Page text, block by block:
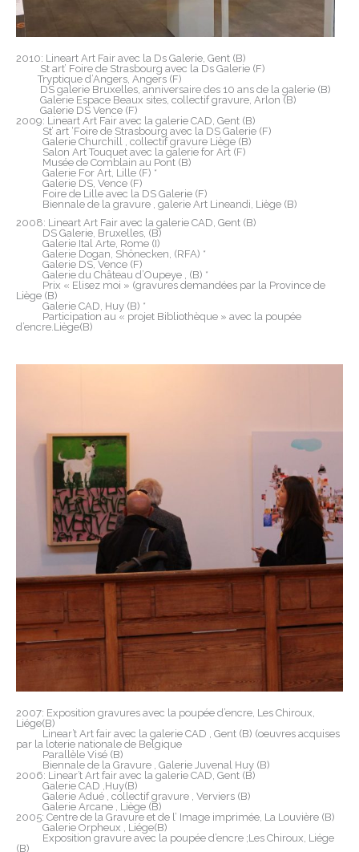
2010: Lineart Art Fair avec la Ds Galerie, Gent (B)
St art’ Foire de Strasbourg avec la Ds Galerie (F)
Tryptique d’Angers, Angers (F)
DS galerie Bruxelles, anniversaire des 10 ans de la galerie (B)
Galerie Espace Beaux sites, collectif gravure, Arlon (B)
Galerie DS Vence (F)
2009: Lineart Art Fair avec la galerie CAD, Gent (B)
St’ art ‘Foire de Strasbourg avec la DS Galerie (F)
Galerie Churchill , collectif gravure Liège (B)
Salon Art Touquet avec la galerie for Art (F)
Musée de Comblain au Pont (B)
Galerie For Art, Lille (F) *
Galerie DS, Vence (F)
Foire de Lille avec la DS Galerie (F)
Biennale de la gravure , galerie Art Lineandi, Liège (B)
2008: Lineart Art Fair avec la galerie CAD, Gent (B)
DS Galerie, Bruxelles, (B)
Galerie Ital Arte, Rome (I)
Galerie Dogan, Shônecken, (RFA) *
Galerie DS, Vence (F)
Galerie du Château d’Oupeye , (B) *
Prix « Elisez moi » (gravures demandées par la Province de
Liège (B)
Galerie CAD, Huy (B) *
Participation au « projet Bibliothèque » avec la poupée
d’encre.Liège(B)
2007: Exposition gravures avec la poupée d’encre, Les Chiroux,
Liége(B)
Linear’t Art fair avec la galerie CAD , Gent (B) (oeuvres acquises
par la loterie nationale de Belgique
Parallèle Visé (B)
Biennale de la Gravure , Galerie Juvenal Huy (B)
2006: Linear’t Art fair avec la galerie CAD, Gent (B)
Galerie CAD ,Huy(B)
Galerie Adué , collectif gravure , Verviers (B)
Galerie Arcane , Liège (B)
2005: Centre de la Gravure et de l’ Image imprimée, La Louvière (B)
Galerie Orpheux , Liége(B)
Exposition gravure avec la poupée d’encre ;Les Chiroux, Liége
(B)